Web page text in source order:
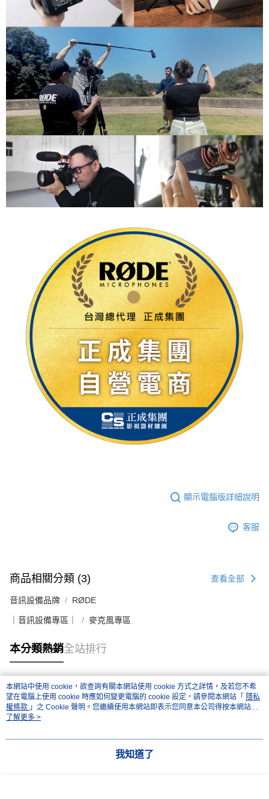
顯示電腦版詳細說明
客服
商品相關分類 (3) 查看全部
音訊設備品牌 RØDE
｜音訊設備專區｜ 麥克風專區
本分類熱銷全站排行
熱門標籤
本網站中使用 cookie，欲查詢有關本網站使用 cookie 方式之詳情，及若您不希
望在電腦上使用 cookie 時應如何變更電腦的 cookie 設定，請參閱本網站「 隱私
權條款 」之 Cookie 聲明。您繼續使用本網站即表示您同意本公司得按本網站使
用條款之 Cookie 聲明使用 cookie。
了解更多 >
我知道了